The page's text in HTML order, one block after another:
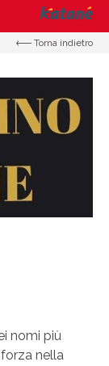
Torna indietro
nomi più
nella